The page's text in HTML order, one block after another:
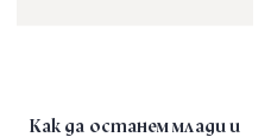
Как да останем млади и